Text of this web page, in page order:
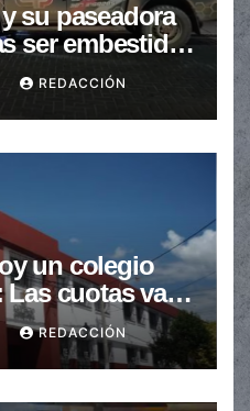
su paseadora
ser embestidas
REDACCIÓN
un colegio
Las cuotas van
de $600.000
REDACCIÓN